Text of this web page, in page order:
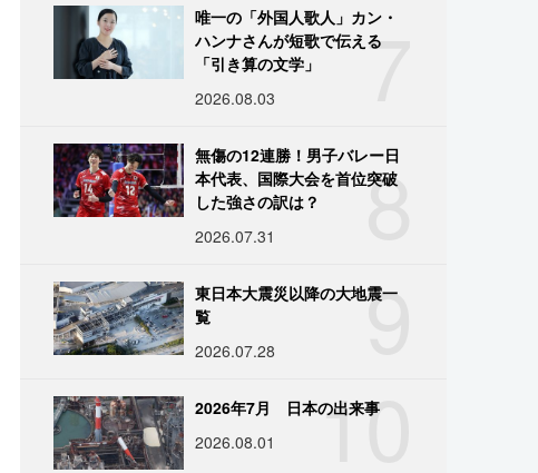
7
唯一の「外国人歌人」カン・
ハンナさんが短歌で伝える
「引き算の文学」
2026.08.03
8
無傷の12連勝！男子バレー日
本代表、国際大会を首位突破
した強さの訳は？
2026.07.31
9
東日本大震災以降の大地震一
覧
2026.07.28
10
2026年7月 日本の出来事
2026.08.01